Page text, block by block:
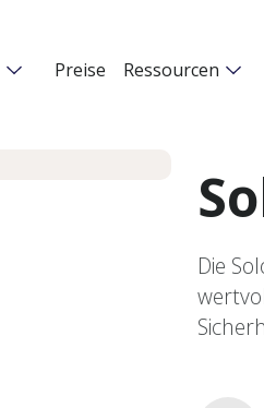
Preise Ressourcen
Die